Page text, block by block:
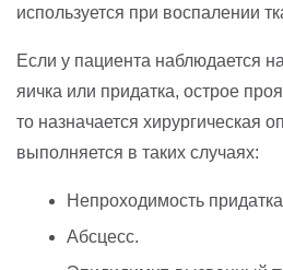
используется при воспалении
Если у пациента наблюдается
яичка или придатка, острое
то назначается хирургическая
выполняется в таких случаях:
Непроходимость
Абсцесс.